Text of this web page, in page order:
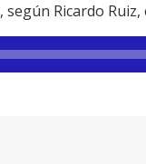
Ricardo